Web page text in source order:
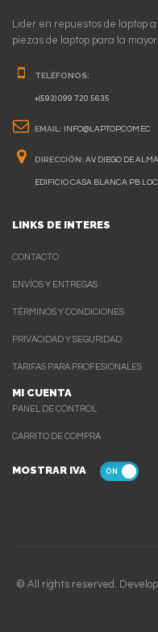
Lider en repuestos de laptop
piezas de laptop para la
TELÉFONOS:
+(593) 099 720 5635
EMAIL: INFO@LAPTOP.COM.EC
DIRECCIÓN: AV. DIEGO DE
EDIFICIO CASA BLANCA PB
LINKS DE INTERES
CONTACTO
ENVÍOS Y ENTREGAS
TÉRMINOS Y CONDICIONES
PRIVACIDAD Y SEGURIDAD
TARIFAS PARA PROFESIONALES
MI CUENTA
PANEL DE CONTROL
CARRITO DE COMPRA
MOSTRAR IVA
© All rights reserved.